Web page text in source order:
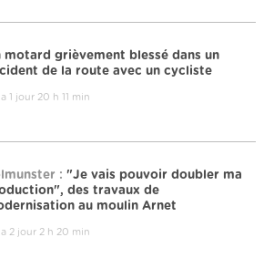
motard grièvement blessé dans un
de la route avec un cycliste
1 jour 20 h 11 min
: "Je vais pouvoir doubler ma
des travaux de
au moulin Arnet
2 jour 2 h 20 min